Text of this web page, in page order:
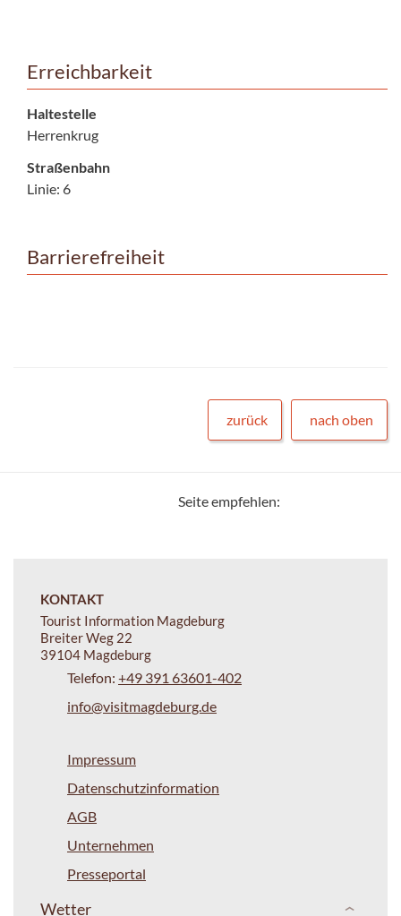
Erreichbarkeit
Haltestelle
Herrenkrug
Straßenbahn
Linie: 6
Barrierefreiheit
zurück nach oben
Seite empfehlen:
KONTAKT
Tourist Information Magdeburg
Breiter Weg 22
39104 Magdeburg
Telefon: +49 391 63601-402
info@visitmagdeburg.de
Impressum
Datenschutzinformation
AGB
Unternehmen
Presseportal
Wetter